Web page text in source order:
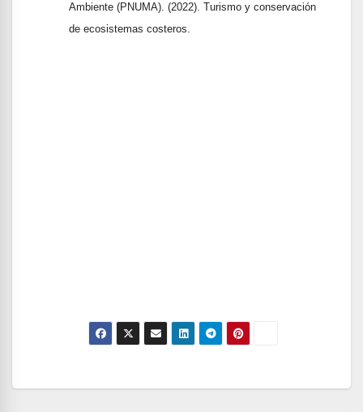
Ambiente (PNUMA). (2022). Turismo y conservación
de ecosistemas costeros.